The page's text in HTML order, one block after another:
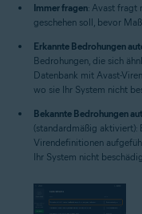
Immer fragen: Avast fragt
geschehen soll, bevor
Erkannte Bedrohungen
Bedrohungen, die sich
Datenbank mit Avast-
wo sie Ihr System nicht
Bekannte Bedrohungen
(standardmäßig aktiviert):
Virendefinitionen
Ihr System nicht